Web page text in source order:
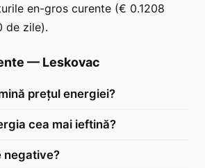
en-gros curente (€ 0.1208
de zile).
— Leskovac
prețul energiei?
cea mai ieftină?
negative?